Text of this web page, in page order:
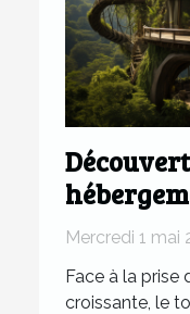
pour un
Mercredi 1 mai
Face à la prise
croissante, le